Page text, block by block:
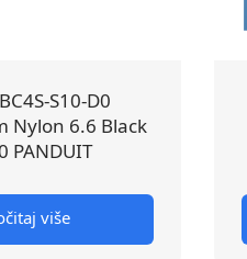
S10-D0
Nylon 6.6 Black
PANDUIT
više